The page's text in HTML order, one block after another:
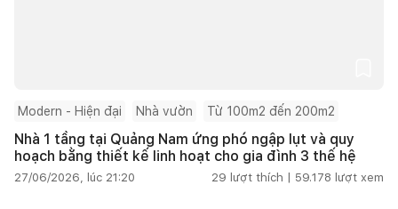
Modern - Hiện đại Nhà vườn Từ 100m2 đến 200m2
Nhà 1 tầng tại Quảng Nam ứng phó ngập lụt và quy
hoạch bằng thiết kế linh hoạt cho gia đình 3 thế hệ
27/06/2026, lúc 21:20 29 lượt thích | 59.178 lượt xem